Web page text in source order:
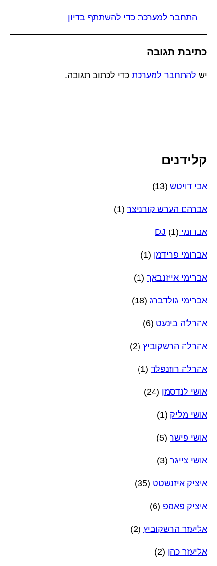
התחבר למערכת כדי להשתתף בדיון
כתיבת תגובה
יש להתחבר למערכת כדי לכתוב תגובה.
קלידנים
אבי דויטש (13)
אברהם הערש קורניצר (1)
אברומי DJ (1)
אברומי פרידמן (1)
אברימי אייזנבאך (1)
אברימי גולדברג (18)
אהרל'ה בינעט (6)
אהרלה הרשקוביץ (2)
אהרלה רוזנפלד (1)
אושי לנדסמן (24)
אושי מליק (1)
אושי פישר (5)
אושי צייגר (3)
איציק איזנשטט (35)
איציק פאמפ (6)
אליעזר הרשקוביץ (2)
אליעזר כהן (2)